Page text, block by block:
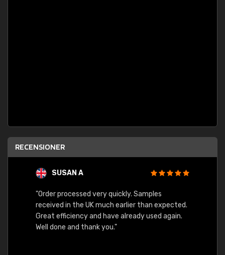
RECENSIONER
SUSAN A
"Order processed very quickly. Samples
received in the UK much earlier than expected.
Great efficiency and have already used again.
Well done and thank you."